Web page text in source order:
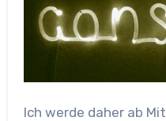
Ich werde daher ab